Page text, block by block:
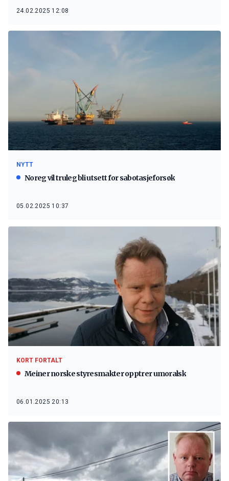
24.02.2025 12:08
NYTT
Noreg vil truleg bli utsett for sabotasjeforsøk
05.02.2025 10:37
KORT FORTALT
Meiner norske styresmakter opptrer umoralsk
06.01.2025 20:13